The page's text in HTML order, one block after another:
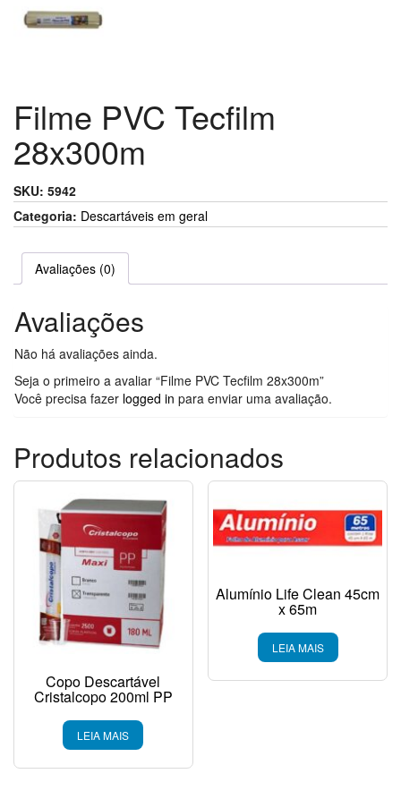
Filme PVC Tecfilm
28x300m
SKU: 5942
Categoria: Descartáveis em geral
Avaliações (0)
Avaliações
Não há avaliações ainda.
Seja o primeiro a avaliar “Filme PVC Tecfilm 28x300m”
Você precisa fazer logged in para enviar uma avaliação.
Produtos relacionados
Copo Descartável
Cristalcopo 200ml PP
LEIA MAIS
Alumínio Life Clean 45cm
x 65m
LEIA MAIS